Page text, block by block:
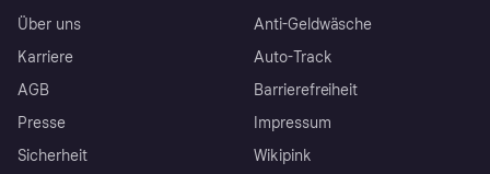
Über uns
Karriere
AGB
Presse
Sicherheit
Anti-Geldwäsche
Auto-Track
Barrierefreiheit
Impressum
Wikipink